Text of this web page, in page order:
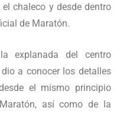
chaleco y desde dentro
de Maratón.
explanada del centro
a conocer los detalles
el mismo principio
así como de la